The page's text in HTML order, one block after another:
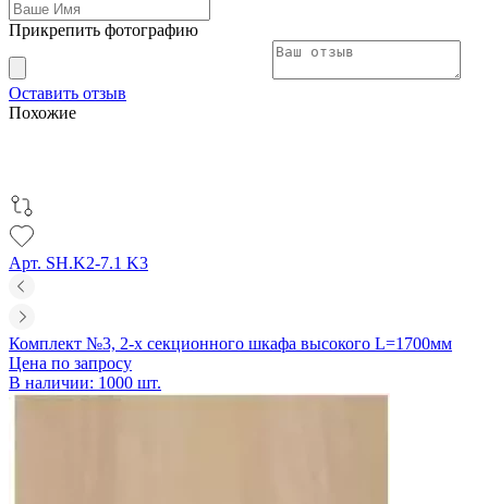
Прикрепить фотографию
Оставить отзыв
Похожие
Арт. SH.K2-7.1 K3
Комплект №3, 2-х секционного шкафа высокого L=1700мм
Цена по запросу
В наличии: 1000 шт.